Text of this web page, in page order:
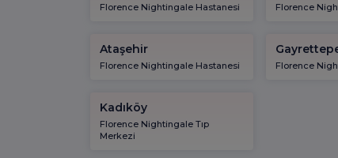
Florence Nightingale Hastanesi Florence
Ataşehir
Florence Nightingale Hastanesi Florence
Kadıköy
Florence Nightingale Tıp
Merkezi